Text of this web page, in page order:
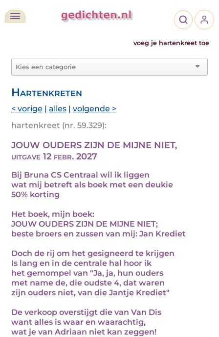
voeg je hartenkreet toe
Hartenkreten
< vorige | alles | volgende >
hartenkreet (nr. 59.329):
JOUW OUDERS ZIJN DE MIJNE NIET,
uitgave 12 febr. 2027
Bij Bruna CS Centraal wil ik liggen
wat mij betreft als boek met een deukie
50% korting
Het boek, mijn boek:
JOUW OUDERS ZIJN DE MIJNE NIET;
beste broers en zussen van mij: Jan Krediet
Doch de rij om het gesigneerd te krijgen
Is lang en in de centrale hal hoor ik
het gemompel van "Ja, ja, hun ouders
met name de, die oudste 4, dat waren
zijn ouders niet, van die Jantje Krediet"
De verkoop overstijgt die van Van Dis
want alles is waar en waarachtig,
wat je van Adriaan niet kan zeggen!